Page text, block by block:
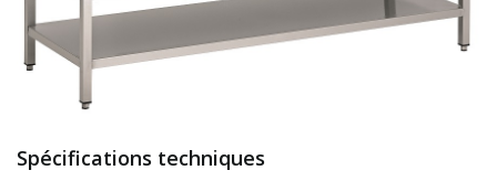
Spécifications techniques